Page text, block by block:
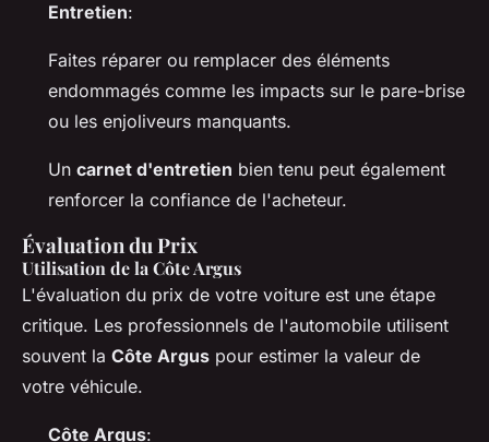
Entretien:
Faites réparer ou remplacer des éléments
endommagés comme les impacts sur le pare-brise
ou les enjoliveurs manquants.
Un carnet d'entretien bien tenu peut également
renforcer la confiance de l'acheteur.
Évaluation du Prix
Utilisation de la Côte Argus
L'évaluation du prix de votre voiture est une étape
critique. Les professionnels de l'automobile utilisent
souvent la Côte Argus pour estimer la valeur de
votre véhicule.
Côte Argus: